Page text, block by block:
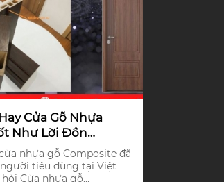
Cửa Gỗ Nhựa
Như Lời Đồn
nhựa gỗ Composite đã
tiêu dùng tại Việt
Cửa nhựa gỗ